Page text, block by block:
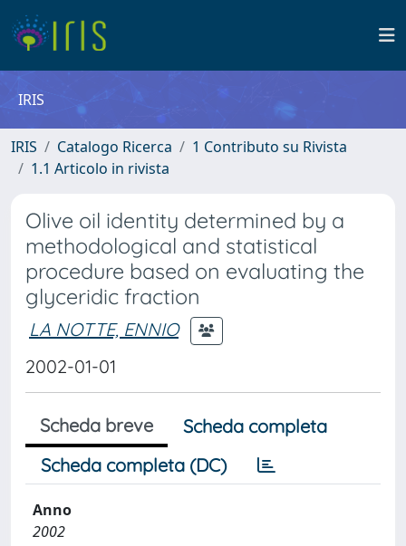
IRIS
IRIS Catalogo Ricerca
1 Contributo su Rivista
1.1 Articolo in rivista
Olive oil identity determined by a
methodological and statistical
procedure based on evaluating the
glyceridic fraction
LA NOTTE, ENNIO
2002-01-01
Scheda breve
Scheda completa
Scheda completa (DC)
Anno
2002